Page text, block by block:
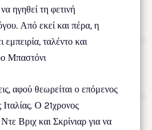
ηγηθεί τη φετινή
Από εκεί και πέρα, η
εμπειρία, ταλέντο και
Μπαστόνι
αφού θεωρείται ο επόμενος
Ο 21χρονος
Βριχ και Σκρίνιαρ για να